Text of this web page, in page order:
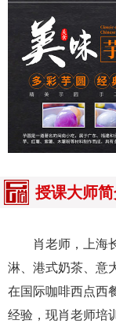
授课大师
肖老师，上海长
淋、港式奶茶、意
在国际咖啡西点西
经验，现肖老师培